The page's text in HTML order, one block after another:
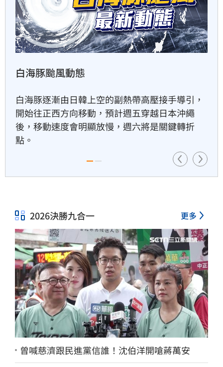
女律師詐慈濟10億仍做1事　眾
驚：水很深
26分鐘前
30分鐘前
31分鐘前
白海豚颱風動態
白海豚逐漸由日韓上空的副熱帶高壓接手導引，
開始往正西方向移動，預計週五穿越日本沖繩
後，移動速度會明顯放慢，週六將是關鍵轉折
點。
2026決勝九合一 更多
曾喊慈濟跟民進黨信誰！沈伯洋開嗆蔣萬安